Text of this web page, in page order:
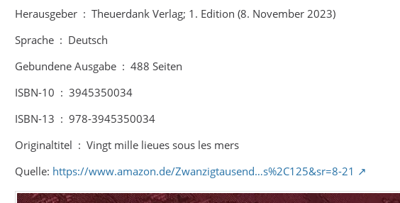
Herausgeber ‏ : ‎ Theuerdank Verlag; 1. Edition (8. November 2023)
Sprache ‏ : ‎ Deutsch
Gebundene Ausgabe ‏ : ‎ 488 Seiten
ISBN-10 ‏ : ‎ 3945350034
ISBN-13 ‏ : ‎ 978-3945350034
Originaltitel ‏ : ‎ Vingt mille lieues sous les mers
Quelle: https://www.amazon.de/Zwanzigtausend…s%2C125&sr=8-21